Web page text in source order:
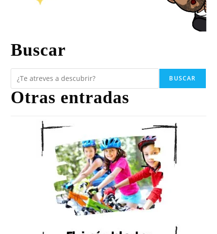
Buscar
BUSCAR
Otras entradas